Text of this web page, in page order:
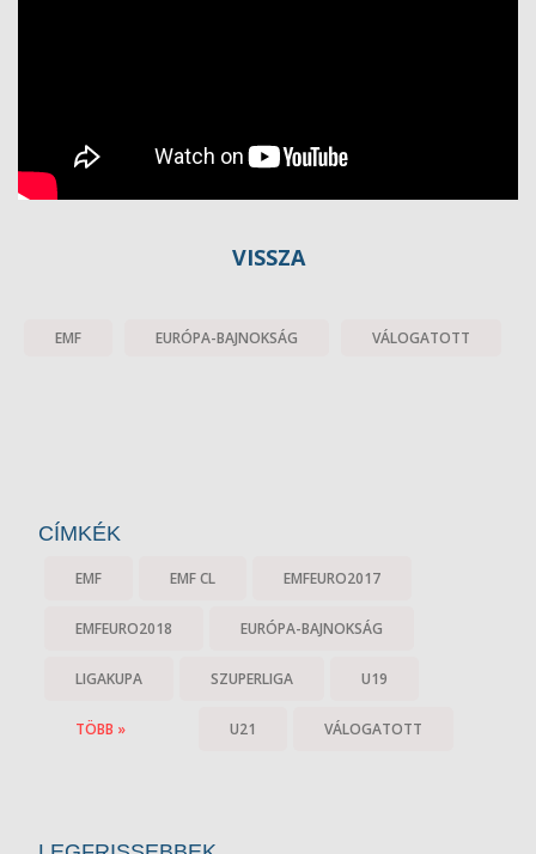
VISSZA
EMF EURÓPA-BAJNOKSÁG VÁLOGATOTT
CÍMKÉK
EMF EMF CL EMFEURO2017
EMFEURO2018 EURÓPA-BAJNOKSÁG
LIGAKUPA SZUPERLIGA U19
U21 VÁLOGATOTT
TÖBB »